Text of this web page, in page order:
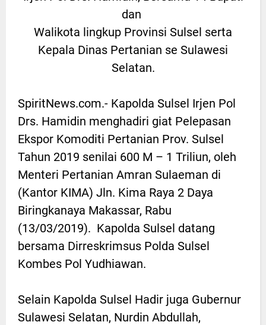
dan
Walikota lingkup Provinsi Sulsel serta
Kepala Dinas Pertanian se Sulawesi
Selatan.
SpiritNews.com.- Kapolda Sulsel Irjen Pol
Drs. Hamidin menghadiri giat Pelepasan
Ekspor Komoditi Pertanian Prov. Sulsel
Tahun 2019 senilai 600 M – 1 Triliun, oleh
Menteri Pertanian Amran Sulaeman di
(Kantor KIMA) Jln. Kima Raya 2 Daya
Biringkanaya Makassar, Rabu
(13/03/2019). Kapolda Sulsel datang
bersama Dirreskrimsus Polda Sulsel
Kombes Pol Yudhiawan.
Selain Kapolda Sulsel Hadir juga Gubernur
Sulawesi Selatan, Nurdin Abdullah,